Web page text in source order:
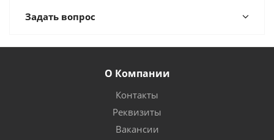
Задать вопрос
О Компании
Контакты
Реквизиты
Вакансии